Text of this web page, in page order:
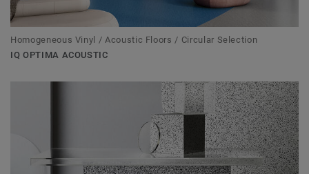
Homogeneous Vinyl / Acoustic Floors / Circular Selection
IQ OPTIMA ACOUSTIC